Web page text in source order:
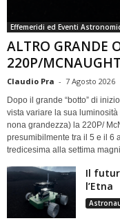
Effemeridi ed Eventi
ALTRO GRANDE
220P/MCNAUGHT
Claudio Pra - 7 Agosto 2026
Dopo il grande “botto” di
vista variare la sua
nona grandezza) la 220P/
presumibilmente tra il 5 e il 6
tredicesima alla settima
Il
l’Etna